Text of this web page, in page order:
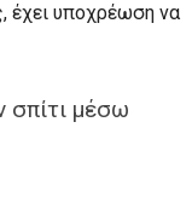
έχει υποχρέωση να
σπίτι μέσω